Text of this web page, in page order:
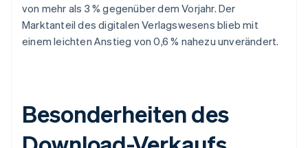
von mehr als 3 % gegenüber dem Vorjahr. Der
Marktanteil des digitalen Verlagswesens blieb mit
einem leichten Anstieg von 0,6 % nahezu unverändert.
Besonderheiten des